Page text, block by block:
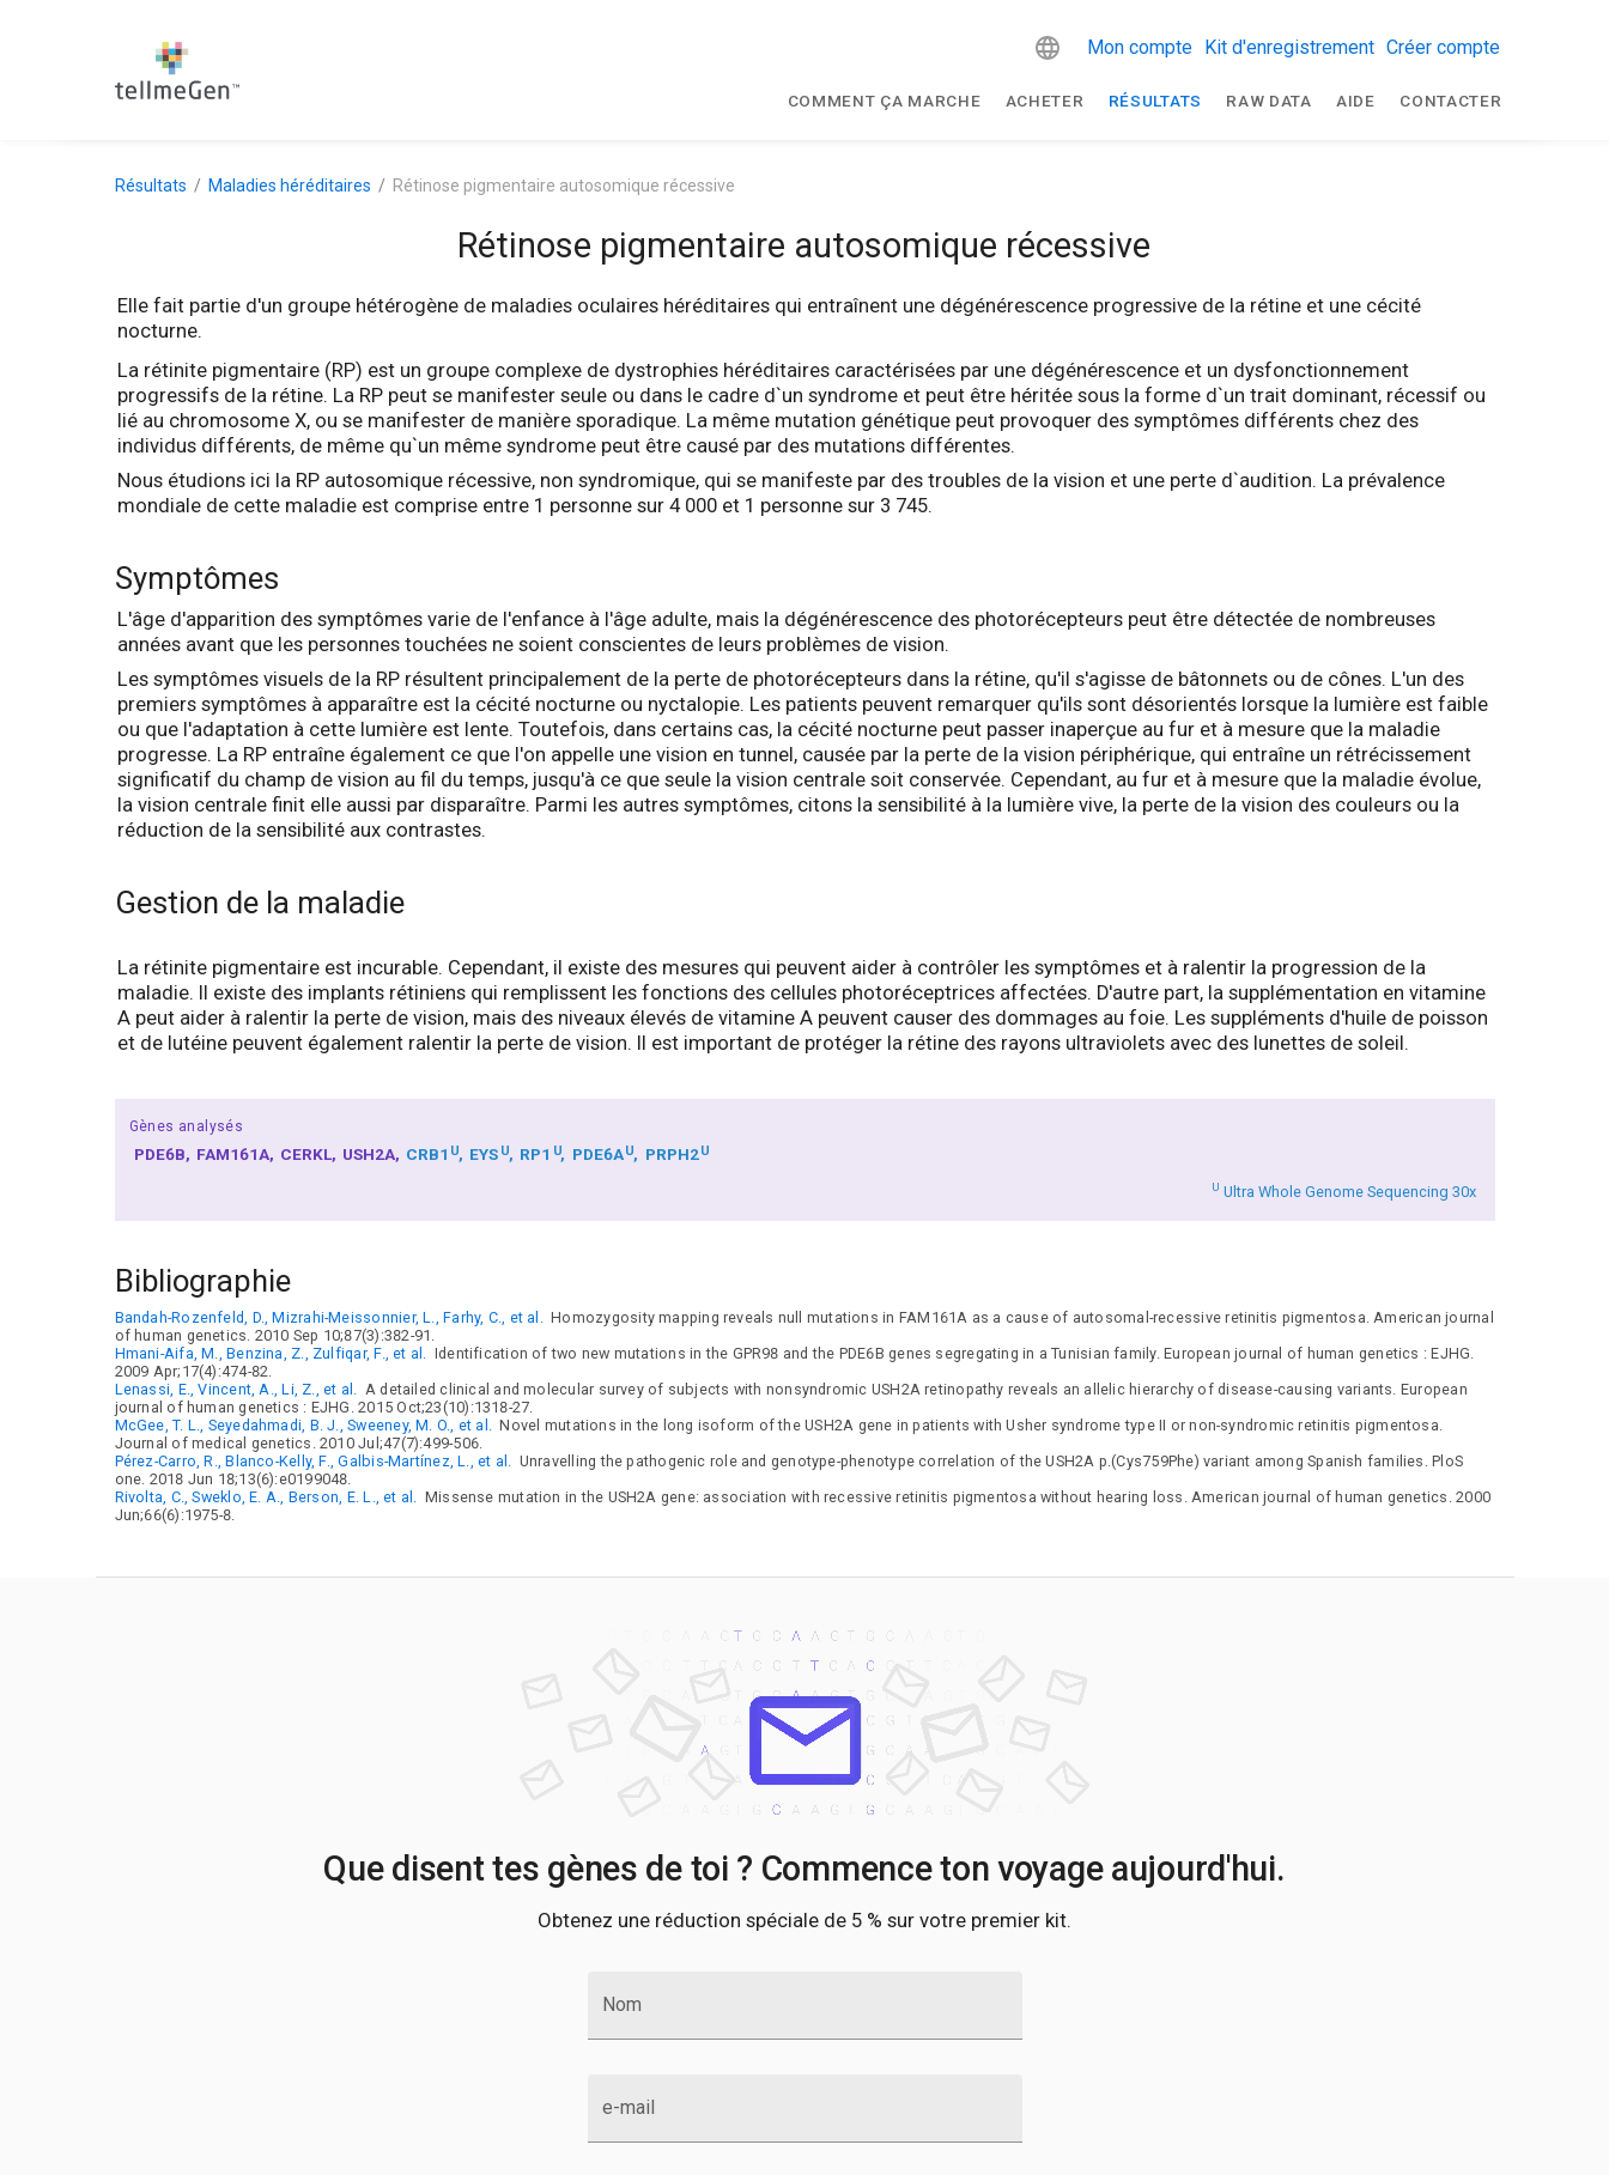
Mon compte Kit d'enregistrement Créer compte
COMMENT ÇA MARCHE ACHETER RÉSULTATS RAW DATA AIDE CONTACTER
Résultats Maladies héréditaires Rétinose pigmentaire autosomique récessive
Rétinose pigmentaire autosomique récessive
Elle fait partie d'un groupe hétérogène de maladies oculaires héréditaires qui entraînent une dégénérescence progressive de la rétine et une cécité
nocturne.
La rétinite pigmentaire (RP) est un groupe complexe de dystrophies héréditaires caractérisées par une dégénérescence et un dysfonctionnement
progressifs de la rétine. La RP peut se manifester seule ou dans le cadre d`un syndrome et peut être héritée sous la forme d`un trait dominant, récessif ou
lié au chromosome X, ou se manifester de manière sporadique. La même mutation génétique peut provoquer des symptômes différents chez des
individus différents, de même qu`un même syndrome peut être causé par des mutations différentes.
Nous étudions ici la RP autosomique récessive, non syndromique, qui se manifeste par des troubles de la vision et une perte d`audition. La prévalence
mondiale de cette maladie est comprise entre 1 personne sur 4 000 et 1 personne sur 3 745.
Symptômes
L'âge d'apparition des symptômes varie de l'enfance à l'âge adulte, mais la dégénérescence des photorécepteurs peut être détectée de nombreuses
années avant que les personnes touchées ne soient conscientes de leurs problèmes de vision.
Les symptômes visuels de la RP résultent principalement de la perte de photorécepteurs dans la rétine, qu'il s'agisse de bâtonnets ou de cônes. L'un des
premiers symptômes à apparaître est la cécité nocturne ou nyctalopie. Les patients peuvent remarquer qu'ils sont désorientés lorsque la lumière est faible
ou que l'adaptation à cette lumière est lente. Toutefois, dans certains cas, la cécité nocturne peut passer inaperçue au fur et à mesure que la maladie
progresse. La RP entraîne également ce que l'on appelle une vision en tunnel, causée par la perte de la vision périphérique, qui entraîne un rétrécissement
significatif du champ de vision au fil du temps, jusqu'à ce que seule la vision centrale soit conservée. Cependant, au fur et à mesure que la maladie évolue,
la vision centrale finit elle aussi par disparaître. Parmi les autres symptômes, citons la sensibilité à la lumière vive, la perte de la vision des couleurs ou la
réduction de la sensibilité aux contrastes.
Gestion de la maladie
La rétinite pigmentaire est incurable. Cependant, il existe des mesures qui peuvent aider à contrôler les symptômes et à ralentir la progression de la
maladie. Il existe des implants rétiniens qui remplissent les fonctions des cellules photoréceptrices affectées. D'autre part, la supplémentation en vitamine
A peut aider à ralentir la perte de vision, mais des niveaux élevés de vitamine A peuvent causer des dommages au foie. Les suppléments d'huile de poisson
et de lutéine peuvent également ralentir la perte de vision. Il est important de protéger la rétine des rayons ultraviolets avec des lunettes de soleil.
Gènes analysés
PDE6B FAM161A CERKL USH2A CRB1U EYSU RP1U PDE6AU PRPH2U
U Ultra Whole Genome Sequencing 30x
Bibliographie
Bandah-Rozenfeld, D., Mizrahi-Meissonnier, L., Farhy, C., et al.
Homozygosity mapping reveals null mutations in FAM161A as a cause of autosomal-recessive retinitis pigmentosa. American journal
of human genetics. 2010 Sep 10;87(3):382-91.
Hmani-Aifa, M., Benzina, Z., Zulfiqar, F., et al.
Identification of two new mutations in the GPR98 and the PDE6B genes segregating in a Tunisian family. European journal of human genetics : EJHG.
2009 Apr;17(4):474-82.
Lenassi, E., Vincent, A., Li, Z., et al.
A detailed clinical and molecular survey of subjects with nonsyndromic USH2A retinopathy reveals an allelic hierarchy of disease-causing variants. European
journal of human genetics : EJHG. 2015 Oct;23(10):1318-27.
McGee, T. L., Seyedahmadi, B. J., Sweeney, M. O., et al.
Novel mutations in the long isoform of the USH2A gene in patients with Usher syndrome type II or non-syndromic retinitis pigmentosa.
Journal of medical genetics. 2010 Jul;47(7):499-506.
Pérez-Carro, R., Blanco-Kelly, F., Galbis-Martínez, L., et al.
Unravelling the pathogenic role and genotype-phenotype correlation of the USH2A p.(Cys759Phe) variant among Spanish families. PloS
one. 2018 Jun 18;13(6):e0199048.
Rivolta, C., Sweklo, E. A., Berson, E. L., et al.
Missense mutation in the USH2A gene: association with recessive retinitis pigmentosa without hearing loss. American journal of human genetics. 2000
Jun;66(6):1975-8.
Que disent tes gènes de toi ? Commence ton voyage aujourd'hui.
Obtenez une réduction spéciale de 5 % sur votre premier kit.
Nom
e-mail